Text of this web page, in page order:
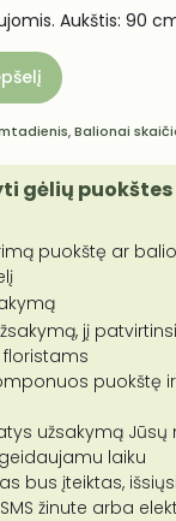
Aukštis: 90
,Balionai
gėlių
puokštę ar
jį
puokštę
užsakymą Jūsų
laiku
bus įteiktas,
žinute arba